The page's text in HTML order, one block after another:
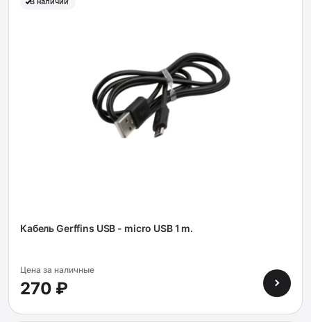
Кабель Gerffins USB - micro USB 1 m.
Цена за наличные
270 ₽